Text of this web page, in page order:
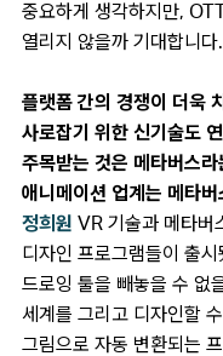
중요하게 생각하지만,
열리지 않을까 기대합니다.
플랫폼 간의 경쟁이 더욱
사로잡기 위한 신기술도
주목받는 것은 메타버스
애니메이션 업계는 메타
정희원 VR 기술과 메타버
디자인 프로그램들이 출
드로잉 툴을 빼놓을 수 없
세계를 그리고 디자인할
그림으로 자동 변환되는